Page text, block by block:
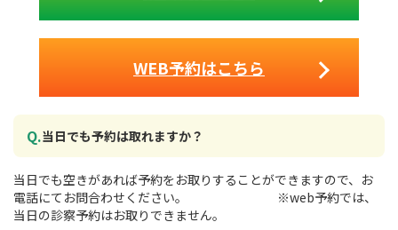
WEB予約はこちら
当日でも予約は取れますか？
当日でも空きがあれば予約をお取りすることができますので、お
電話にてお問合わせください。 ※web予約では、
当日の診察予約はお取りできません。